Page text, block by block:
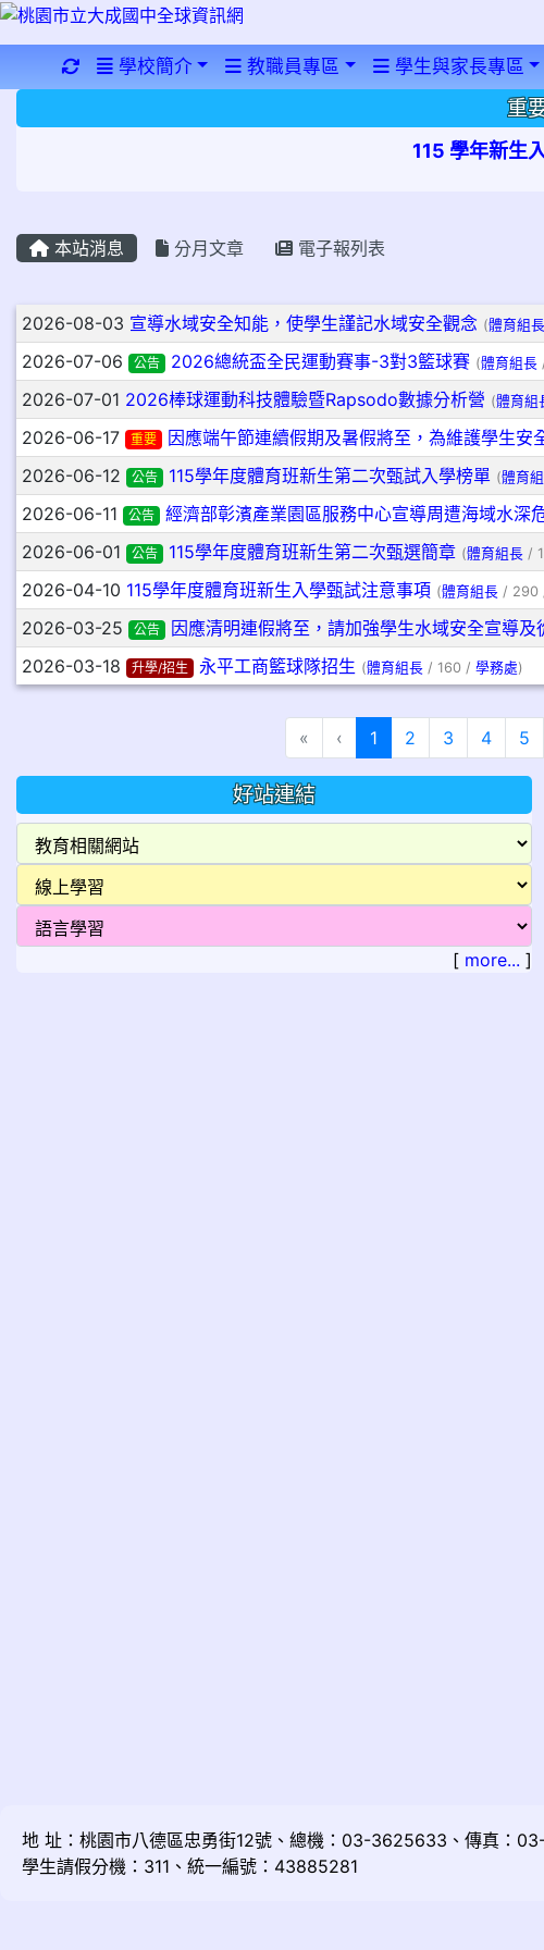
重新取得佈景設定
學校簡介 教職員專區 學生與家長專區
重
115 學年新生
本站消息 分月文章 電子報列表
文章列表
2026-08-03 宣導水域安全知能，使學生謹記水域安全觀念 (體育組長
2026-07-06 公告 2026總統盃全民運動賽事-3對3籃球賽 (體育組長
2026-07-01 2026棒球運動科技體驗暨Rapsodo數據分析營 (體育組
2026-06-17 重要 因應端午節連續假期及暑假將至，為維護學生
2026-06-12 公告 115學年度體育班新生第二次甄試入學榜單 (體育
2026-06-11 公告 經濟部彰濱產業園區服務中心宣導周遭海域水深
2026-06-01 公告 115學年度體育班新生第二次甄選簡章 (體育組長/
2026-04-10 115學年度體育班新生入學甄試注意事項 (體育組長 / 290
2026-03-25 公告 因應清明連假將至，請加強學生水域安全宣導
2026-03-18 升學/招生 永平工商籃球隊招生 (體育組長/ 160 / 學務處)
« ‹ 1 (目前頁次)
2 3 4 5
好站連結
[ more... ]
地 址：桃園市八德區忠勇街12號、總機：03-3625633、傳真：
學生請假分機：311、統一編號：43885281